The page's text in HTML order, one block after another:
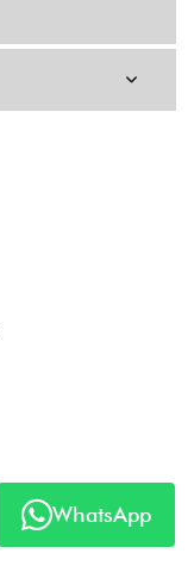
WhatsApp